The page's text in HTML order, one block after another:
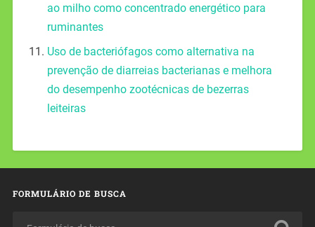
ao milho como concentrado energético para
ruminantes
Uso de bacteriófagos como alternativa na
prevenção de diarreias bacterianas e melhora
do desempenho zootécnicas de bezerras
leiteiras
FORMULÁRIO DE BUSCA